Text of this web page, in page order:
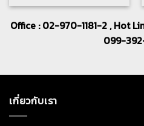
Office : 02-970-1181-2 , Hot
099-
เกี่ยวกับเรา